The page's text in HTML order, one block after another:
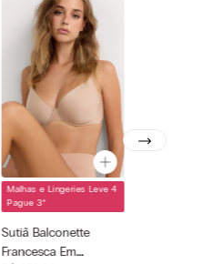
Cor selecionada
Bege - 044 -
Soft Beige
Tamanho
Malhas e Lingeries Leve 4
Pague 3*
Sutiã Balconette
Francesca Em